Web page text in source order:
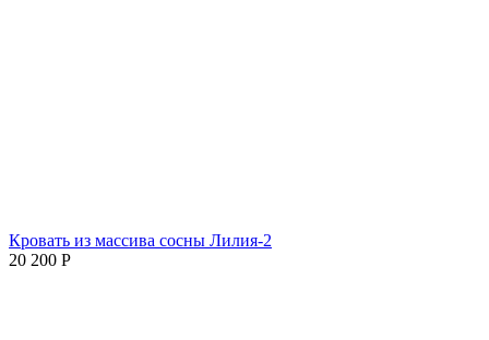
Кровать из массива сосны Лилия-2
20 200 Р